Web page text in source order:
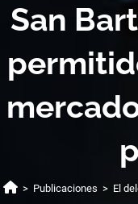
San
> Publicaciones > El